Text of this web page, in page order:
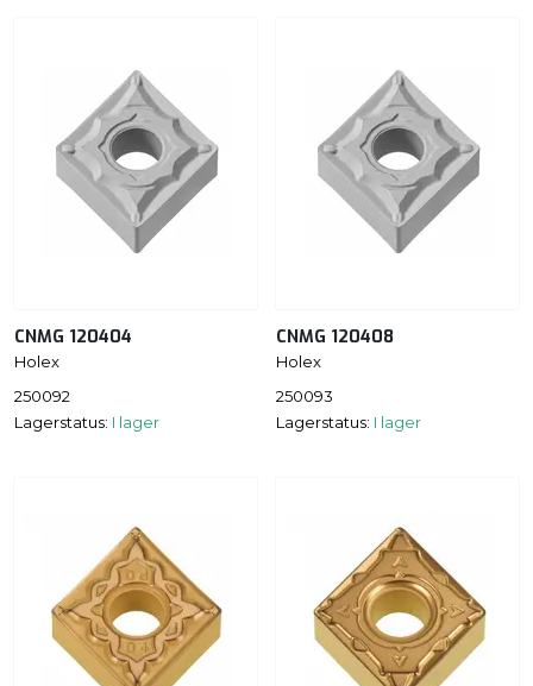
CNMG 120404
Holex
250092
Lagerstatus: I lager
CNMG 120408
Holex
250093
Lagerstatus: I lager